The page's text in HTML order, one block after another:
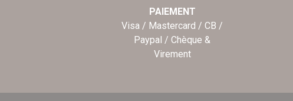
PAIEMENT
Visa / Mastercard / CB /
Paypal / Chèque &
Virement